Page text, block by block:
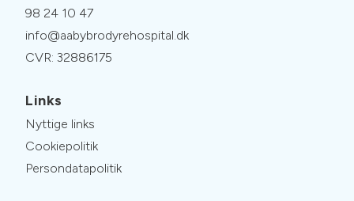
98 24 10 47
info@aabybrodyrehospital.dk
CVR: 32886175
Links
Nyttige links
Cookiepolitik
Persondatapolitik